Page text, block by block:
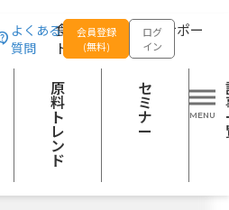
食品の企画開発をサポー
トする
よくある
質問
会員登録
(無料)
ログ
イン
原
料
ト
レ
ン
ド
セ
ミ
ナ
ー
オールドファッションドーナツミックスS-43